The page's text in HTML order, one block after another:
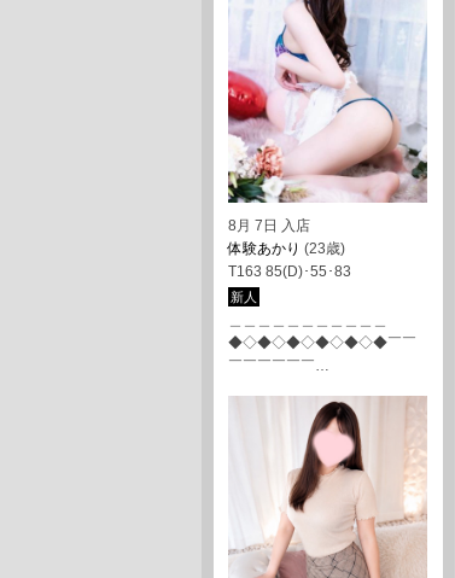
8月 7日 入店
体験あかり (23歳)
T163 85(D)･55･83
新人
◆◇◆◇◆◇◆◇◆◇◆￣￣
￣￣￣￣￣￣…